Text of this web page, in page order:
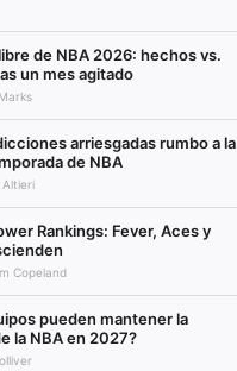
de NBA 2026: hechos vs.
un mes agitado
arriesgadas rumbo a la
de NBA
Altieri
Rankings: Fever, Aces y
Copeland
pueden mantener la
la NBA en 2027?